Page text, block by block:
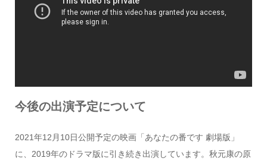
今後の出演予定について
2021年12月10日公開予定の映画「あなたの番です 劇場版」
に、2019年のドラマ版に引き続き出演しています。秋元康の原